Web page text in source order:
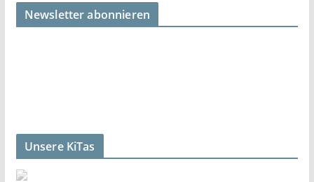
Newsletter abonnieren
Unsere KiTas